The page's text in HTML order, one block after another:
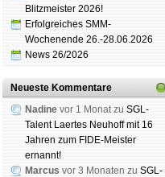
Blitzmeister 2026!
Erfolgreiches SMM-
Wochenende 26.-28.06.2026
News 26/2026
Neueste Kommentare
Nadine vor 1 Monat zu SGL-
Talent Laertes Neuhoff mit 16
Jahren zum FIDE-Meister
ernannt!
Marcus vor 3 Monaten zu SGL-